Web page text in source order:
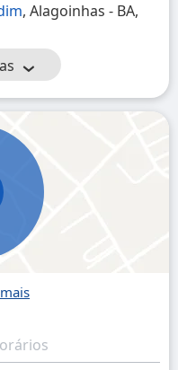
, Alagoinhas - BA,